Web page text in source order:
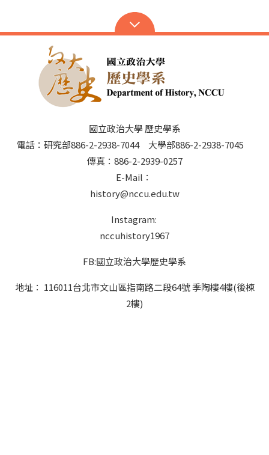
國立政治大學 歷史學系
電話：研究部886-2-2938-7044 大學部886-2-2938-7045
傳真：886-2-2939-0257
E-Mail：
history@nccu.edu.tw
Instagram:
nccuhistory1967
FB:國立政治大學歷史學系
地址： 116011台北市文山區指南路二段64號 季陶樓4樓(後棟
2樓)